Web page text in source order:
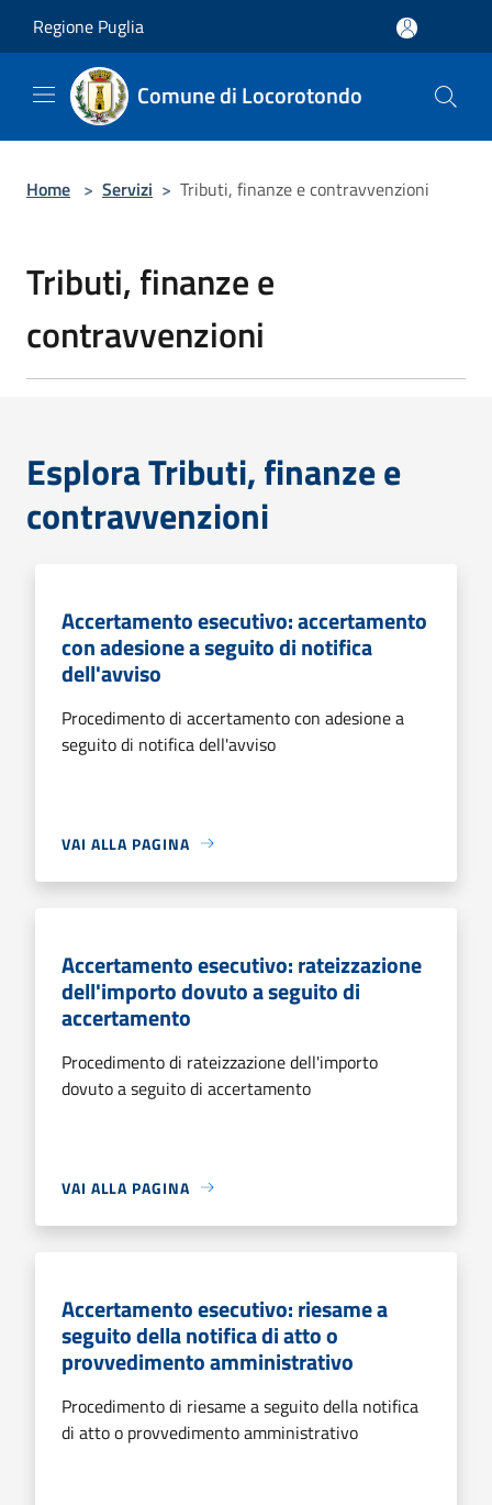
Regione Puglia
Comune di Locorotondo
Home > Servizi > Tributi, finanze e contravvenzioni
Tributi, finanze e
contravvenzioni
Esplora Tributi, finanze e
contravvenzioni
Accertamento esecutivo: accertamento
con adesione a seguito di notifica
dell'avviso
Procedimento di accertamento con adesione a
seguito di notifica dell'avviso
VAI ALLA PAGINA
Accertamento esecutivo: rateizzazione
dell'importo dovuto a seguito di
accertamento
Procedimento di rateizzazione dell'importo
dovuto a seguito di accertamento
VAI ALLA PAGINA
Accertamento esecutivo: riesame a
seguito della notifica di atto o
provvedimento amministrativo
Procedimento di riesame a seguito della notifica
di atto o provvedimento amministrativo